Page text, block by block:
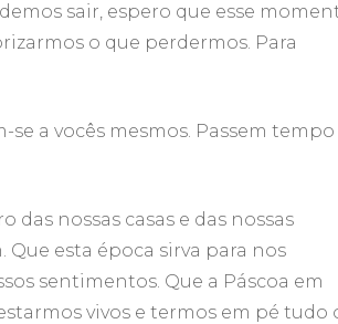
sair, espero que esse
o que perdermos. Para
a vocês mesmos. Passem tempo
nossas casas e das nossas
Que esta época sirva para nos
sentimentos. Que a Páscoa em
vivos e termos em pé tudo